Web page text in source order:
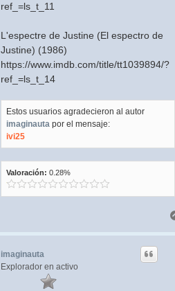
ref_=ls_t_11
L'espectre de Justine (El espectro de
Justine) (1986)
https://www.imdb.com/title/tt1039894/?
ref_=ls_t_14
Estos usuarios agradecieron al autor
imaginauta por el mensaje:
ivi25
Valoración: 0.28%
imaginauta
Explorador en activo